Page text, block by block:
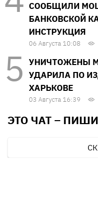
СООБЩИЛИ
БАНКОВСКОЙ
ИНСТРУКЦИЯ
06 Августа 10:08
УНИЧТОЖЕНЫ
УДАРИЛА ПО
ХАРЬКОВЕ
03 Августа 16:39
ЭТО ЧАТ –